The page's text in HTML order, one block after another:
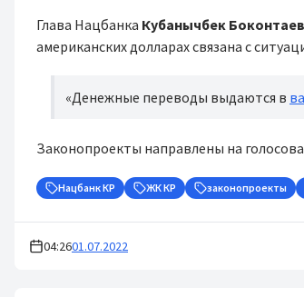
Глава Нацбанка Кубанычбек Боконтаев
американских долларах связана с
«Денежные переводы выдаются в
Законопроекты направлены на
Нацбанк КР ЖК КР законопроекты
04:2601.07.2022